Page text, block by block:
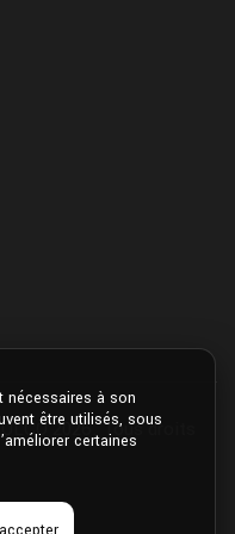
notre centre de brive
dans notre atelier
a Vic
pour la maintenance
dans le respect des
2026. Tous droits
nécessaires à son
être utilisés, sous
certaines